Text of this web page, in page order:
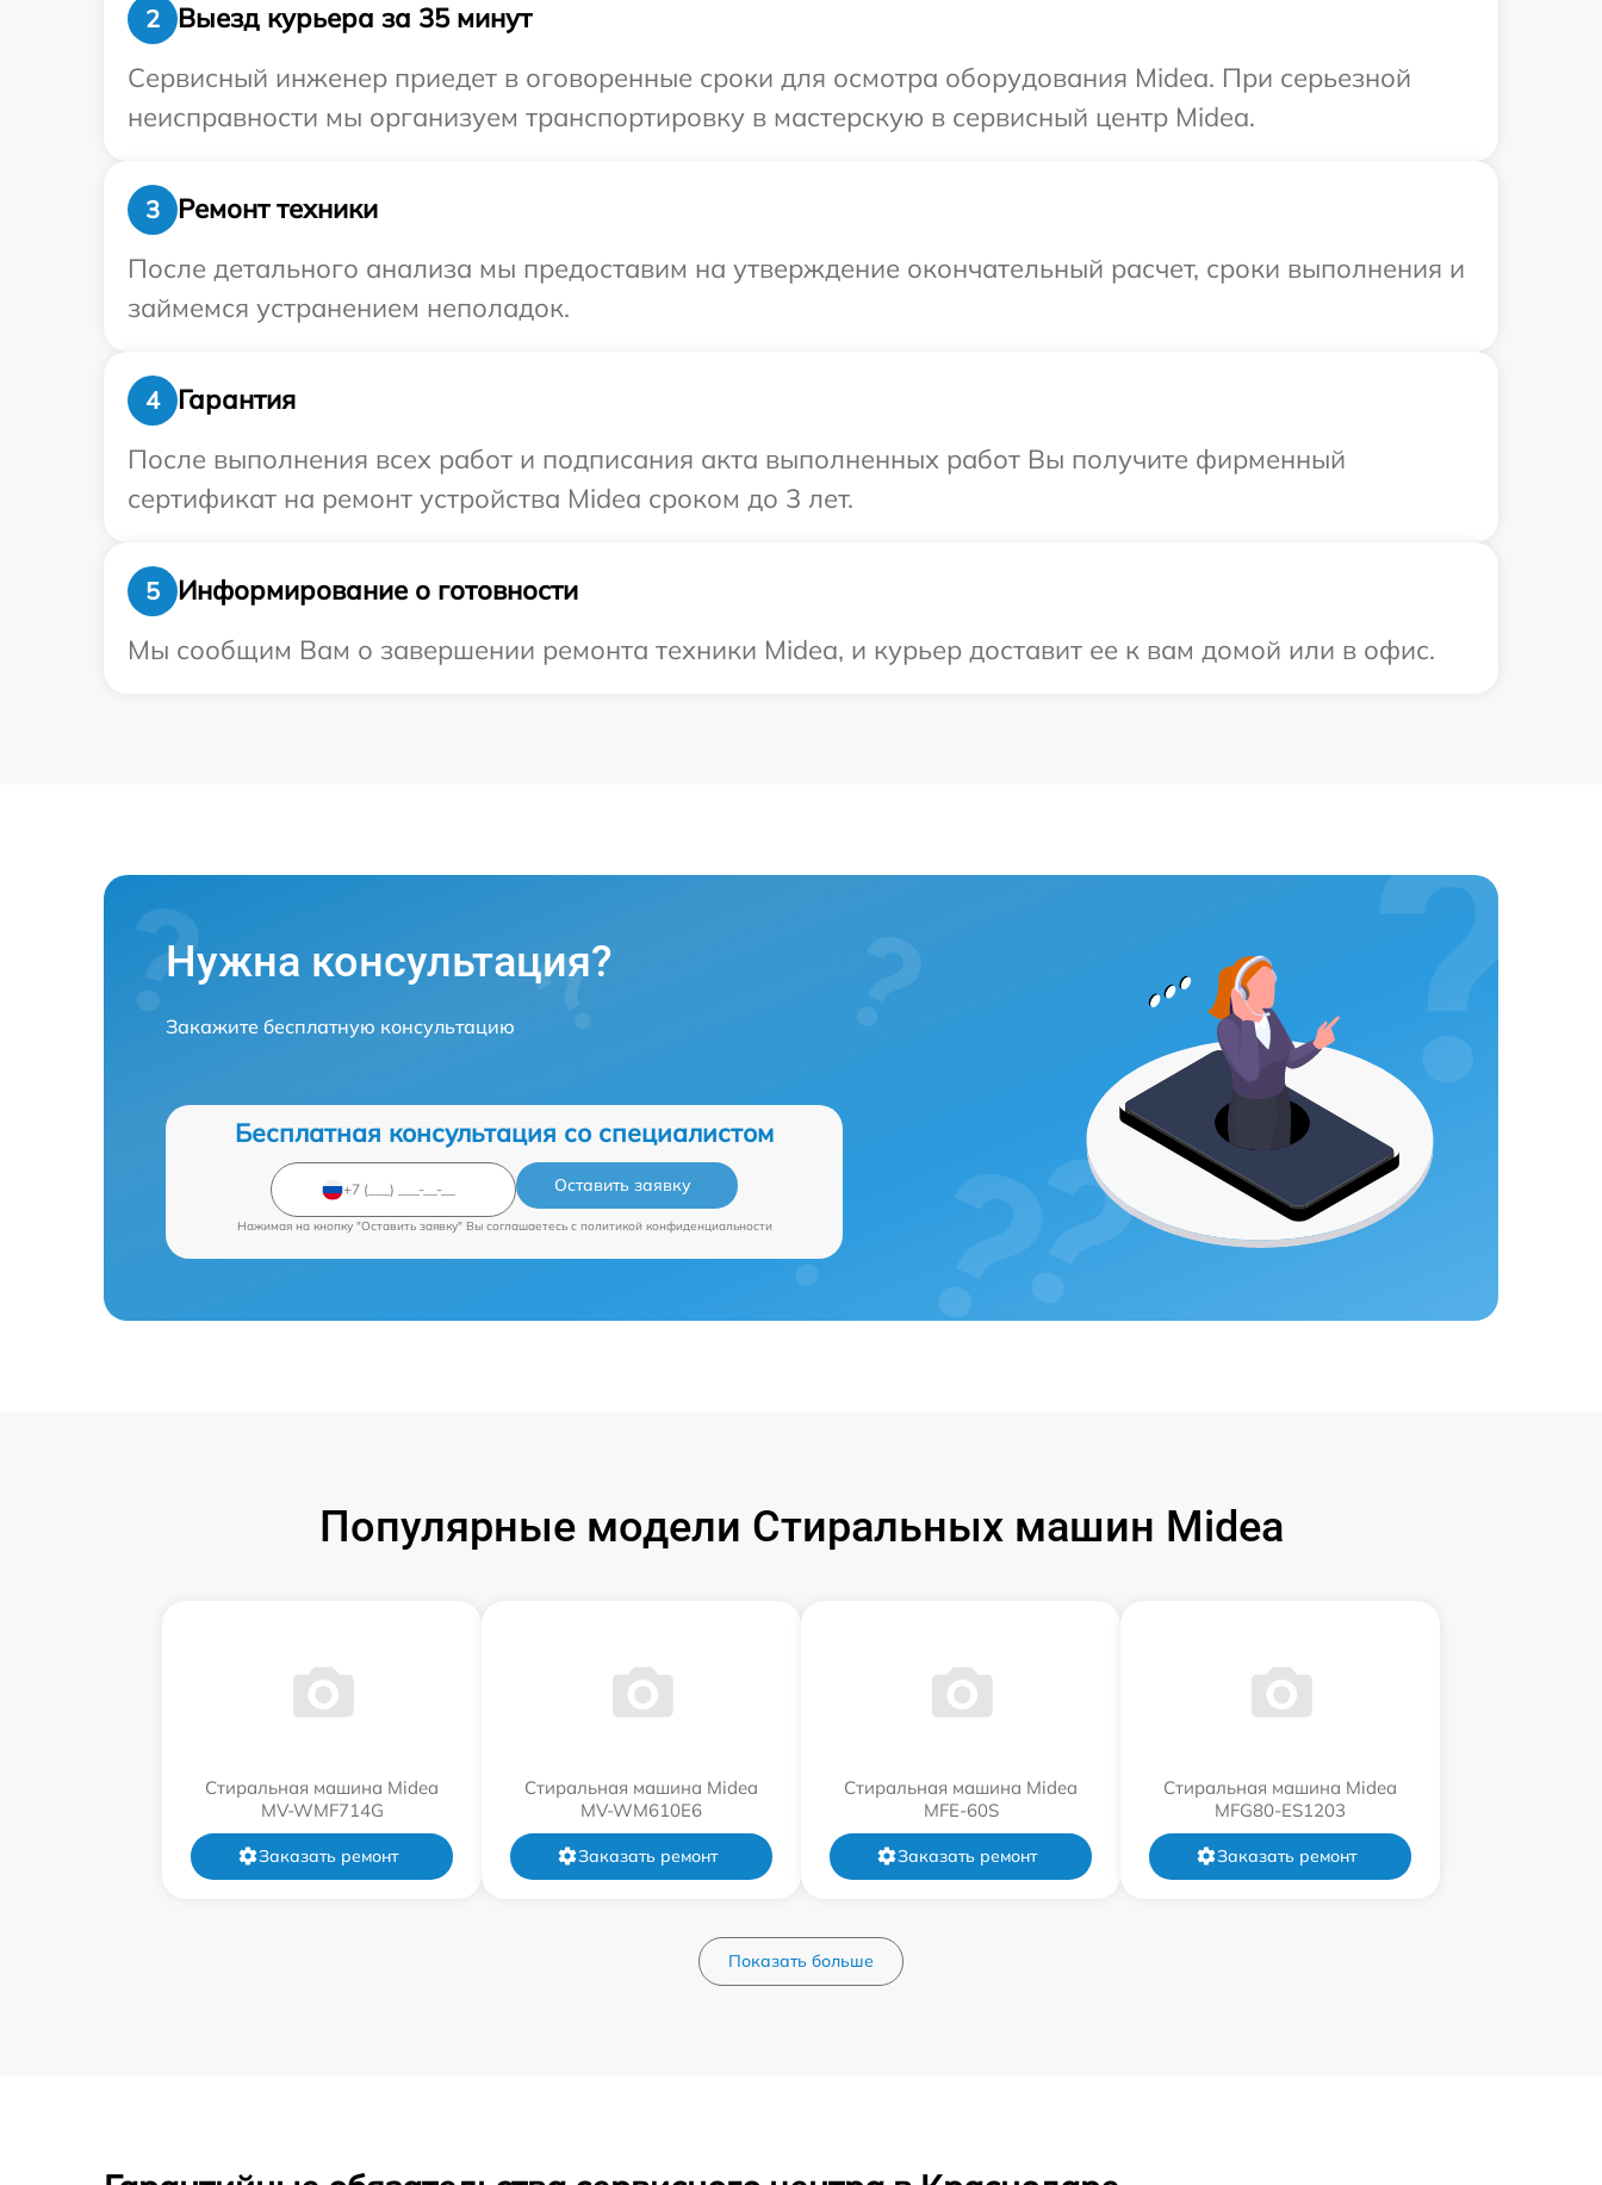
2
Выезд курьера за 35 минут
Сервисный инженер приедет в оговоренные сроки для осмотра оборудования Midea. При серьезной
неисправности мы организуем транспортировку в мастерскую в сервисный центр Midea.
3
Ремонт техники
После детального анализа мы предоставим на утверждение окончательный расчет, сроки выполнения и
займемся устранением неполадок.
4
Гарантия
После выполнения всех работ и подписания акта выполненных работ Вы получите фирменный
сертификат на ремонт устройства Midea сроком до 3 лет.
5
Информирование о готовности
Мы сообщим Вам о завершении ремонта техники Midea, и курьер доставит ее к вам домой или в офис.
Нужна консультация?
Закажите бесплатную консультацию
Бесплатная консультация со специалистом
Оставить заявку
Нажимая на кнопку "Оставить заявку" Вы соглашаетесь c политикой конфиденциальности
Популярные модели Стиральных машин Midea
Стиральная машина Midea
MV-WMF714G
Заказать ремонт
Стиральная машина Midea
MV-WM610E6
Заказать ремонт
Стиральная машина Midea
MFE-60S
Заказать ремонт
Стиральная машина Midea
MFG80-ES1203
Заказать ремонт
Показать больше